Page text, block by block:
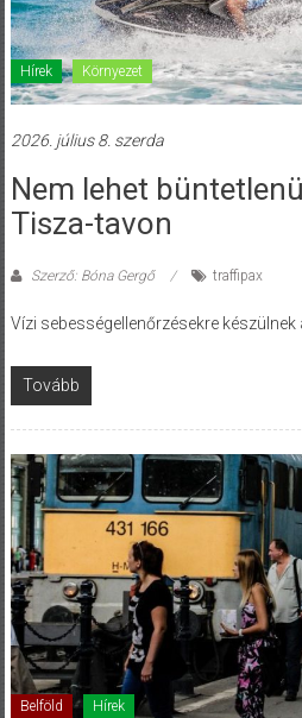
Hírek Környezet
2026. július 8. szerda
Nem lehet
Tisza-tavon
Szerző: Bóna Gergő traffipax
Vízi sebességellenőrzésekre készülnek
Tovább
Belföld Hírek